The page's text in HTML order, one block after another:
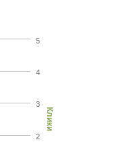
Клики
2
3
4
5